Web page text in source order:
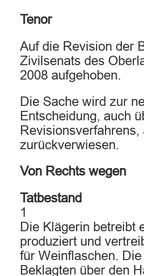
Tenor
Auf die Revision der
Zivilsenats des
2008 aufgehoben.
Die Sache wird zur
Entscheidung, auch
zurückverwiesen.
Von Rechts wegen
Tatbestand
1
Die Klägerin betreibt
produziert und
für Weinflaschen.
Beklagten über den